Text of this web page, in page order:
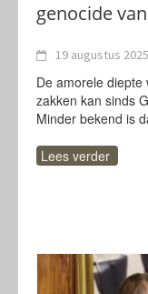
genocide
19 augustus 2025
De amorele
zakken kan sinds
Minder bekend is
Lees verder